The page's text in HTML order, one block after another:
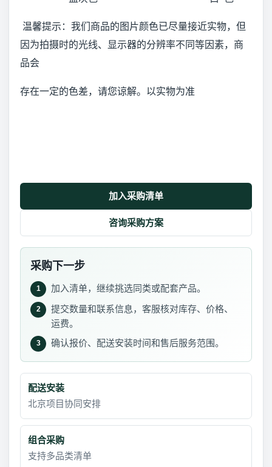
温馨提示：我们商品的图片颜色已尽量接近实物，但
因为拍摄时的光线、显示器的分辨率不同等因素，商
品会
存在一定的色差，请您谅解。以实物为准
加入采购清单
咨询采购方案
采购下一步
1 加入清单，继续挑选同类或配套产品。
2
提交数量和联系信息，客服核对库存、价格、
运费。
3 确认报价、配送安装时间和售后服务范围。
配送安装
北京项目协同安排
组合采购
支持多品类清单